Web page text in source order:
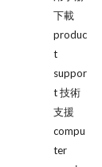
下載
produc
t
suppor
t 技術
支援
compu
ter